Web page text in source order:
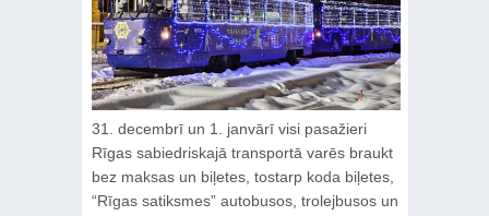
31. decembrī un 1. janvārī visi pasažieri
Rīgas sabiedriskajā transportā varēs braukt
bez maksas un biļetes, tostarp koda biļetes,
“Rīgas satiksmes” autobusos, trolejbusos un